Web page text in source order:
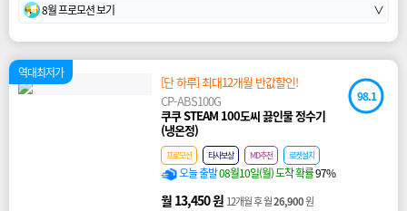
8월 프로모션 보기 ∨
역대최저가
98.1
[단 하루] 최대12개월 반값할인!
CP-ABS100G
쿠쿠 STEAM 100도씨 끓인물 정수기
(냉온정)
프로모션 타사보상 MD추천 로켓설치
오늘 출발08월10일(월) 도착 확률97%
월 13,450 원 12개월 후 월26,900원